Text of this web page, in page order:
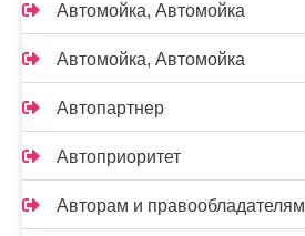
Автомойка, Автомойка
Автомойка, Автомойка
Автопартнер
Автоприоритет
Авторам и правообладателям